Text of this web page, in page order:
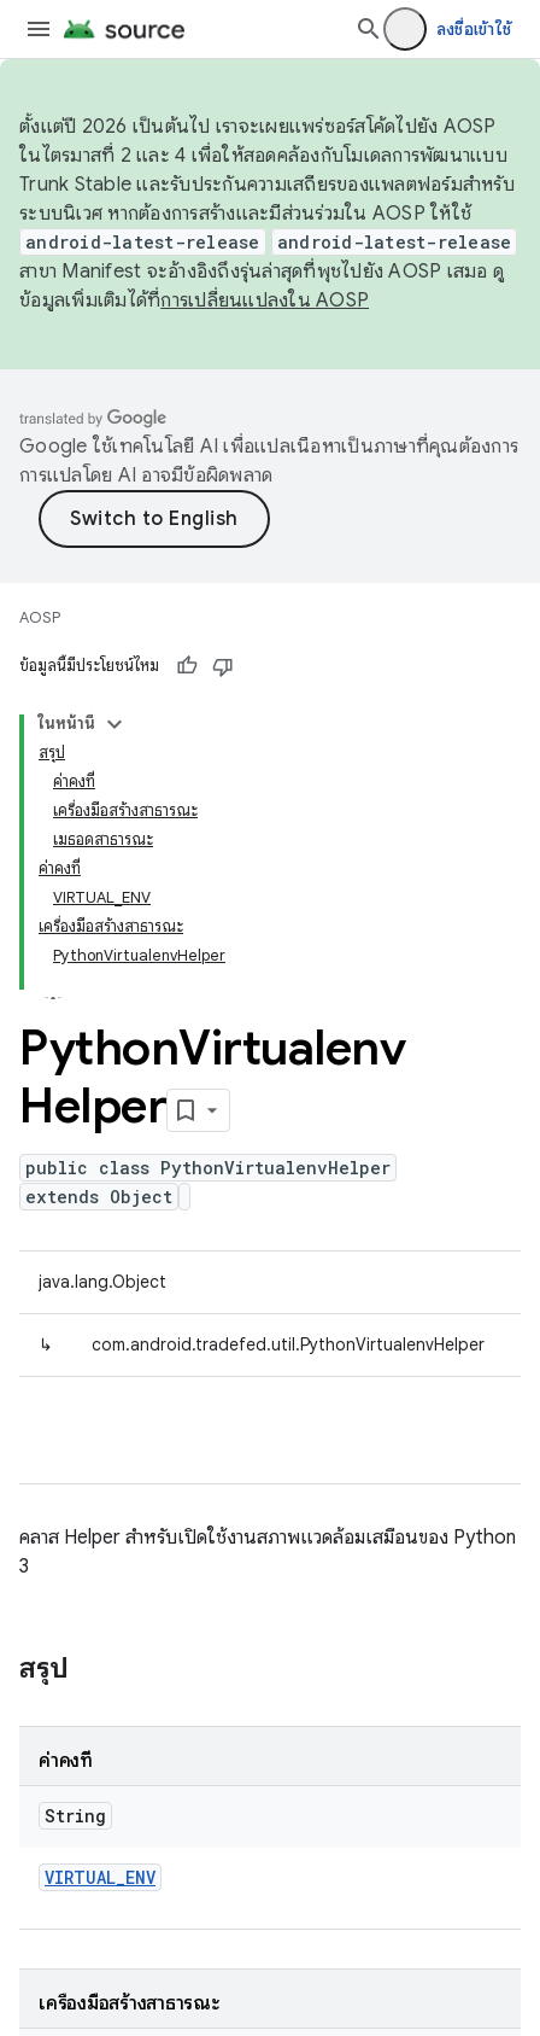
ลงชื่อเข้าใช้
ตั้งแต่ปี 2026 เป็นต้นไป เราจะเผยแพร่ซอร์สโค้ดไปยัง AOSP
ในไตรมาสที่ 2 และ 4 เพื่อให้สอดคล้องกับโมเดลการพัฒนาแบบ
Trunk Stable และรับประกันความเสถียรของแพลตฟอร์มสำหรับ
ระบบนิเวศ หากต้องการสร้างและมีส่วนร่วมใน AOSP ให้ใช้
android-latest-release android-latest-release
สาขา Manifest จะอ้างอิงถึงรุ่นล่าสุดที่พุชไปยัง AOSP เสมอ ดู
ข้อมูลเพิ่มเติมได้ที่การเปลี่ยนแปลงใน AOSP
Google ใช้เทคโนโลยี AI เพื่อแปลเนื้อหาเป็นภาษาที่คุณต้องการ
การแปลโดย AI อาจมีข้อผิดพลาด
AOSP
ข้อมูลนี้มีประโยชน์ไหม
ในหน้านี้
สรุป
ค่าคงที่
เครื่องมือสร้างสาธารณะ
เมธอดสาธารณะ
ค่าคงที่
VIRTUAL_ENV
เครื่องมือสร้างสาธารณะ
PythonVirtualenvHelper
PythonVirtualenv
Helper
public class PythonVirtualenvHelper
extends Object
java.lang.Object
↳ com.android.tradefed.util.PythonVirtualenvHelper
คลาส Helper สำหรับเปิดใช้งานสภาพแวดล้อมเสมือนของ Python
3
สรุป
ค่าคงที่
String
VIRTUAL_ENV
เครื่องมือสร้างสาธารณะ